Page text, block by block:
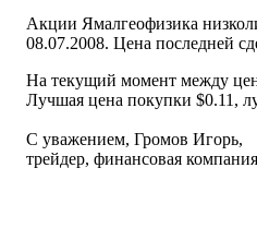
Акции Ямалгеофизика
08.07.2008. Цена последней
На текущий момент между
Лучшая цена покупки $0.11,
С уважением, Громов Игорь,
трейдер, финансовая